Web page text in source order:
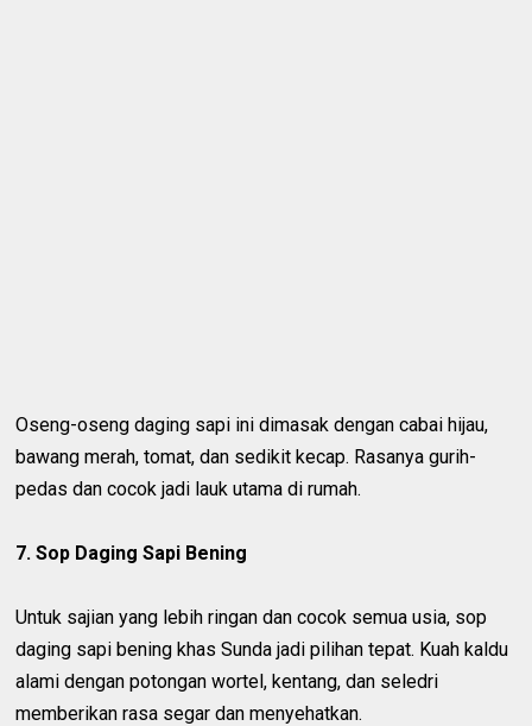
Oseng-oseng daging sapi ini dimasak dengan cabai hijau,
bawang merah, tomat, dan sedikit kecap. Rasanya gurih-
pedas dan cocok jadi lauk utama di rumah.
7. Sop Daging Sapi Bening
Untuk sajian yang lebih ringan dan cocok semua usia, sop
daging sapi bening khas Sunda jadi pilihan tepat. Kuah kaldu
alami dengan potongan wortel, kentang, dan seledri
memberikan rasa segar dan menyehatkan.